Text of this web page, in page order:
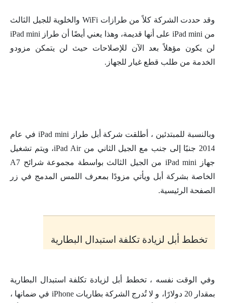
وقد حددت الشركة كلاً من طرازات WiFi والخلوية للجيل الثالث
من iPad mini على أنها قديمة، وهذا يعني أيضًا أن طراز iPad mini
لن يكون مؤهلاً بعد الآن للإصلاحات حيث لن يتمكن مزودو
الخدمة من طلب قطع غيار للجهاز.
وبالنسبة للمبتدئين ، أطلقت شركة أبل طراز iPad mini في عام
2014 جنبًا إلى جنب مع الجيل الثاني من iPad Air، ويتم تشغيل
جهاز iPad mini من الجيل الثالث بواسطة مجموعة شرائح A7
الخاصة بشركة أبل ويأتي مزودًا بمعرف اللمس المدمج في زر
الصفحة الرئيسية.
تخطط أبل لزيادة تكلفة استبدال البطارية
وفي الوقت نفسه ، تخطط أبل لزيادة تكلفة استبدال البطارية
بمقدار 20 دولارًا، و لا تُدرج الشركة بطاريات iPhone في ضمانها ،